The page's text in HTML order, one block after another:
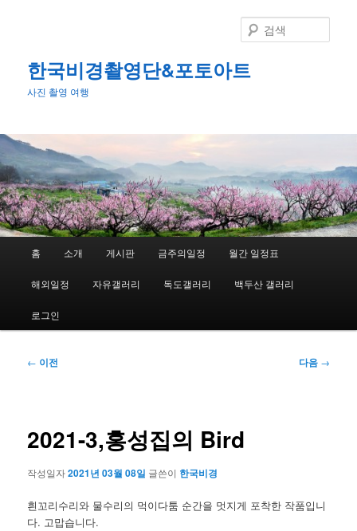
어
넘
기
한국비경촬영단&포토아트
사진 촬영 여행
색
홈 소개 게시판 금주의일정 월간 일정표
해외일정 자유갤러리 독도갤러리 백두산 갤러리
로그인
글
션
← 이전 다음 →
2021-3,홍성집의 Bird
작성일자2021년 03월 08일 글쓴이 한국비경
흰꼬리수리와 물수리의 먹이다툼 순간을 멋지게 포착한 작품입니
다. 고맙습니다.